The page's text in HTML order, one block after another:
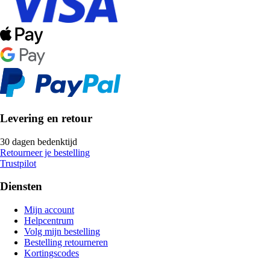
Levering en retour
30 dagen bedenktijd
Retourneer je bestelling
Trustpilot
Diensten
Mijn account
Helpcentrum
Volg mijn bestelling
Bestelling retourneren
Kortingscodes